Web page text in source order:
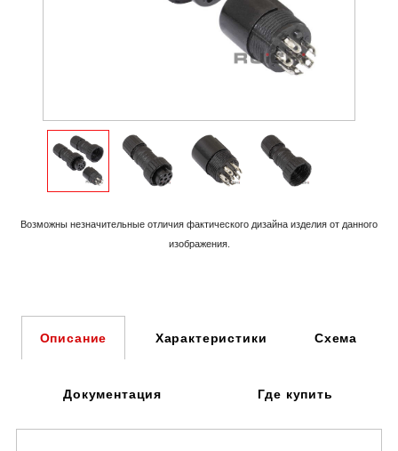
Возможны незначительные отличия фактического дизайна изделия от данного
изображения.
Описание Характеристики Схема
Документация Где купить